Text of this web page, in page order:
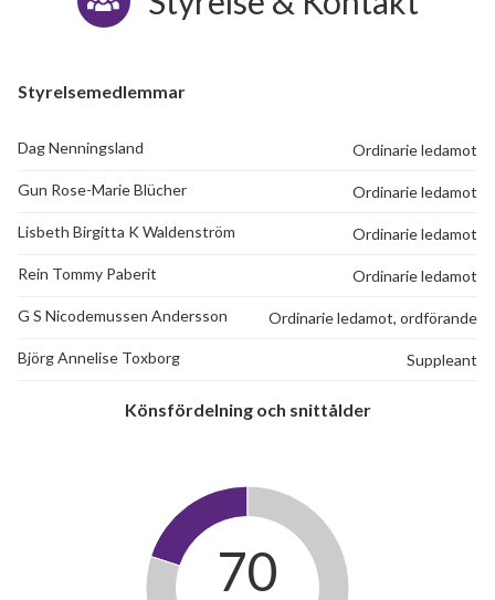
Styrelsemedlemmar
Dag Nenningsland Ordinarie ledamot
Gun Rose-Marie Blücher Ordinarie ledamot
Lisbeth Birgitta K Waldenström Ordinarie ledamot
Rein Tommy Paberit Ordinarie ledamot
G S Nicodemussen Andersson Ordinarie ledamot, ordförande
Björg Annelise Toxborg Suppleant
Könsfördelning och snittålder
70